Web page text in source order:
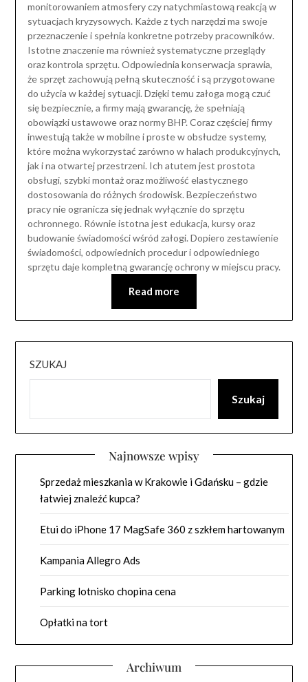
monitorowaniem atmosfery czy natychmiastową reakcją w
sytuacjach kryzysowych. Każde z tych narzędzi ma swoje
przeznaczenie i spełnia konkretne potrzeby pracowników.
Istotne znaczenie ma również systematyczne przeglądy
oraz kontrola sprzętu. Odpowiednia konserwacja sprawia,
że sprzęt zachowują pełną skuteczność i są przygotowane
do użycia w każdej sytuacji. Dzięki temu załoga mogą czuć
się bezpiecznie, a firmy mają gwarancję, że spełniają
obowiązki ustawowe oraz normy BHP. Coraz częściej firmy
inwestują także w mobilne i proste w obsłudze systemy,
które można wykorzystać zarówno w halach produkcyjnych,
jak i na otwartej przestrzeni. Ich atutem jest prostota
obsługi, szybki montaż oraz możliwość elastycznego
dostosowania do różnych środowisk. Bezpieczeństwo
pracy nie ogranicza się jednak wyłącznie do sprzętu
ochronnego. Równie istotna jest edukacja, kursy oraz
budowanie świadomości wśród załogi. Dopiero zestawienie
świadomości, odpowiednich procedur i odpowiedniego
sprzętu daje kompletną gwarancję ochrony w miejscu pracy.
Read more
SZUKAJ
Szukaj
Najnowsze wpisy
Sprzedaż mieszkania w Krakowie i Gdańsku – gdzie
łatwiej znaleźć kupca?
Etui do iPhone 17 MagSafe 360 z szkłem hartowanym
Kampania Allegro Ads
Parking lotnisko chopina cena
Opłatki na tort
Archiwum